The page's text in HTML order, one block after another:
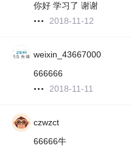
你好 学习了 谢谢
2018-11-12
weixin_43667000
666666
2018-11-11
czwzct
66666牛